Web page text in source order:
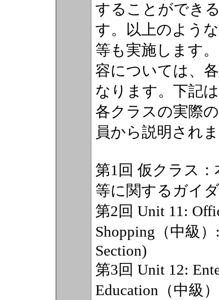
することができ
す。以上のよう
等も実施します
容については、
なります。下記
各クラスの実際
員から説明され
第1回 仮クラス
等に関するガイ
第2回 Unit 11:
Shopping（中級
Section)
第3回 Unit 12:
Education（中級